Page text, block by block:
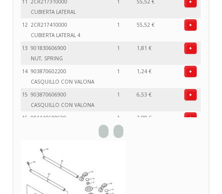
11 2CR217310000
CUBIERTA LATERAL
1 55,52 € +
12 2CR217410000
CUBIERTA LATERAL 4
1 55,52 € +
13 901830606900
NUT, SPRING
1 1,81 € +
14 903870602200
CASQUILLO CON VALONA
1 1,24 € +
15 903870606900
CASQUILLO CON VALONA
1 6,53 € +
16 901110608600
1 3,88 € +
TORNILLO
18 902690604600
REMACHE
19 902690500500